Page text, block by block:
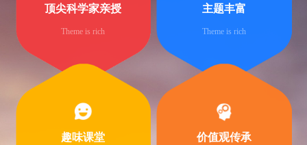
顶尖科学家亲授
Theme is rich
主题丰富
Theme is rich
趣味课堂 价值观传承